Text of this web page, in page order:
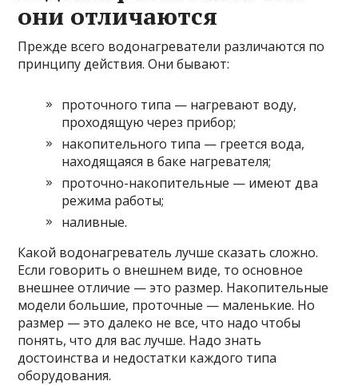
они отличаются
Прежде всего водонагреватели различаются по
принципу действия. Они бывают:
проточного типа — нагревают воду,
проходящую через прибор;
накопительного типа — греется вода,
находящаяся в баке нагревателя;
проточно-накопительные — имеют два
режима работы;
наливные.
Какой водонагреватель лучше сказать сложно.
Если говорить о внешнем виде, то основное
внешнее отличие — это размер. Накопительные
модели большие, проточные — маленькие. Но
размер — это далеко не все, что надо чтобы
понять, что для вас лучше. Надо знать
достоинства и недостатки каждого типа
оборудования.